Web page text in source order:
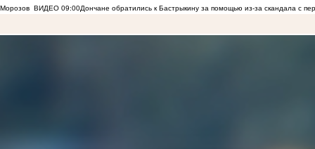
Морозов ВИДЕО 09:00Дончане обратились к Бастрыкину за помощью из-за скандала с